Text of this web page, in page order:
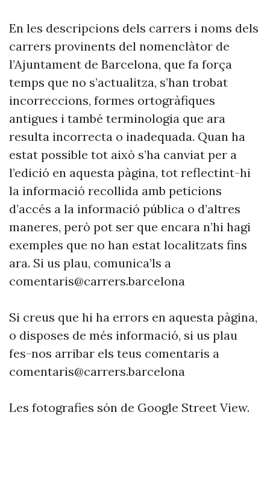
En les descripcions dels carrers i noms dels
carrers provinents del nomenclàtor de
l’Ajuntament de Barcelona, que fa força
temps que no s’actualitza, s’han trobat
incorreccions, formes ortogràfiques
antigues i també terminologia que ara
resulta incorrecta o inadequada. Quan ha
estat possible tot això s’ha canviat per a
l’edició en aquesta pàgina, tot reflectint-hi
la informació recollida amb peticions
d’accés a la informació pública o d’altres
maneres, però pot ser que encara n’hi hagi
exemples que no han estat localitzats fins
ara. Si us plau, comunica’ls a
comentaris@carrers.barcelona
Si creus que hi ha errors en aquesta pàgina,
o disposes de més informació, si us plau
fes-nos arribar els teus comentaris a
comentaris@carrers.barcelona
Les fotografies són de Google Street View.